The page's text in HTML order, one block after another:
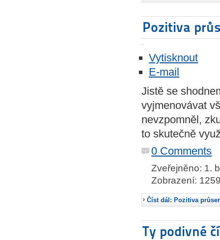
Pozitiva
Vytisknout
E-mail
Jistě se
vyjmenovávat
nevzpomněl,
to skutečně
0 Comments
Zveřejněno: 1.
Zobrazení:
Číst dál: Pozitiva
Ty podivné